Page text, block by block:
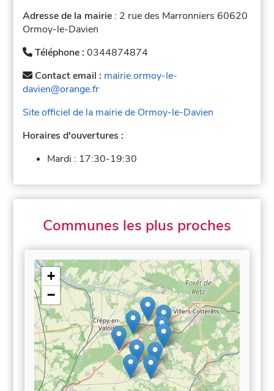
Adresse de la mairie : 2 rue des Marronniers 60620
Ormoy-le-Davien
Téléphone :0344874874
Contact email : mairie.ormoy-le-
davien@orange.fr
Site officiel de la mairie de Ormoy-le-Davien
Horaires d'ouvertures :
Mardi : 17:30-19:30
Communes les plus proches
+
−